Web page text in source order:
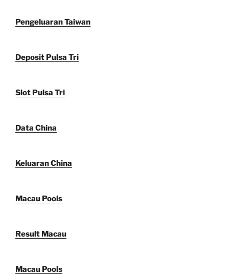
Pengeluaran Taiwan
Deposit Pulsa Tri
Slot Pulsa Tri
Data China
Keluaran China
Macau Pools
Result Macau
Macau Pools